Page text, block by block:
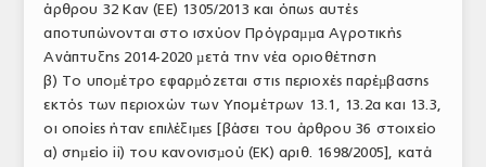
άρθρου 32 Καν (ΕΕ) 1305/2013 και όπως αυτές
αποτυπώνονται στο ισχύον Πρόγραµµα Αγροτικής
Ανάπτυξης 2014-2020 µετά την νέα οριοθέτηση
β) Το υποµέτρο εφαρµόζεται στις περιοχές παρέµβασης
εκτός των περιοχών των Υπομέτρων 13.1, 13.2α και 13.3,
οι οποίες ήταν επιλέξιµες [βάσει του άρθρου 36 στοιχείο
α) σηµείο ii) του κανονισµού (ΕΚ) αριθ. 1698/2005], κατά